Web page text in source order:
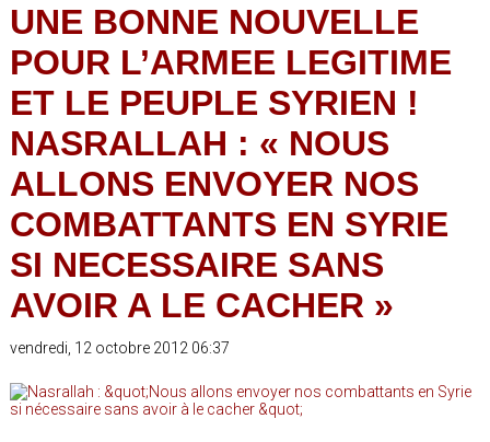
UNE BONNE NOUVELLE
POUR L’ARMEE LEGITIME
ET LE PEUPLE SYRIEN !
NASRALLAH : « NOUS
ALLONS ENVOYER NOS
COMBATTANTS EN SYRIE
SI NECESSAIRE SANS
AVOIR A LE CACHER »
vendredi, 12 octobre 2012 06:37